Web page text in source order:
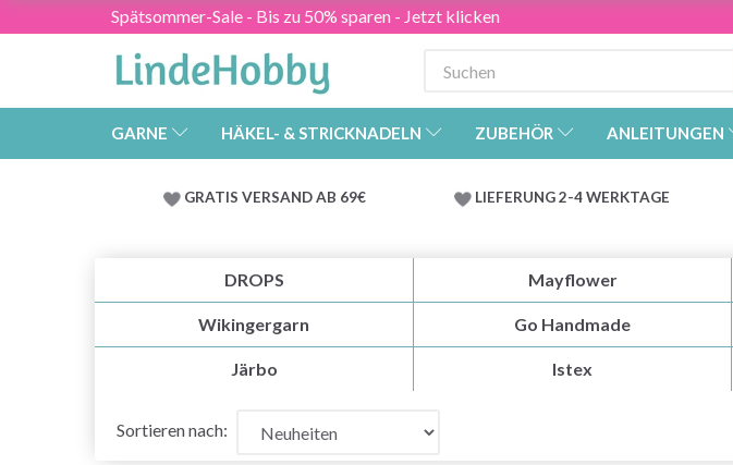
Spätsommer-Sale - Bis zu 50% sparen - Jetzt klicken
GARNE HÄKEL- & STRICKNADELN ZUBEHÖR ANLEITUNGEN
GRATIS VERSAND AB 69€ LIEFERUNG 2-4 WERKTAGE
DROPS Mayflower
Wikingergarn Go Handmade
Järbo Istex
Sortieren nach: